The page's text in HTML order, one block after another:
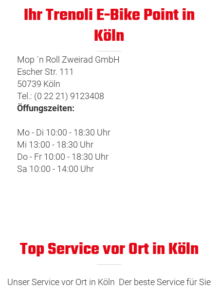
Ihr Trenoli E-Bike Point in
Köln
Mop ´n Roll Zweirad GmbH
Escher Str. 111
50739 Köln
Tel.: (0 22 21) 9123408
Öffungszeiten:
Mo - Di 10:00 - 18:30 Uhr
Mi 13:00 - 18:30 Uhr
Do - Fr 10:00 - 18:30 Uhr
Sa 10:00 - 14:00 Uhr
Top Service vor Ort in Köln
Unser Service vor Ort in Köln Der beste Service für Sie